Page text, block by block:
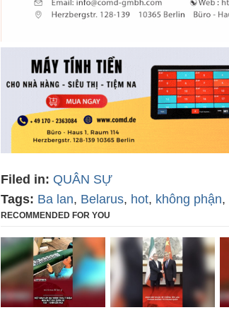
Filed in: QUÂN SỰ
Tags: Ba lan, Belarus, hot, không phận,
RECOMMENDED FOR YOU